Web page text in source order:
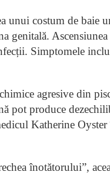
unui costum de baie
genitală.
Simptomele
agresive din
pot produce
Katherine
înotătorului”,